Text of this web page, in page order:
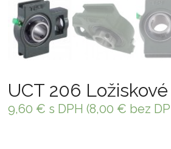
UCT 206
9,60 € s DPH (8,00 € bez